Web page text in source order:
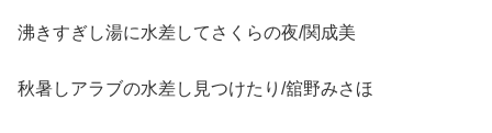
沸きすぎし湯に水差してさくらの夜/関成美
秋暑しアラブの水差し見つけたり/舘野みさほ